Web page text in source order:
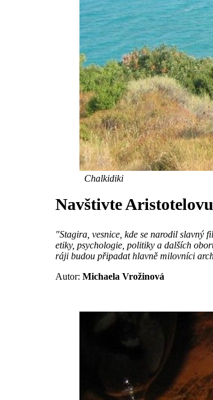
Chalkidiki
Navštivte
"Stagira, vesnice, kde se narodil slavný
etiky, psychologie, politiky a dalších
ráji budou připadat hlavně milovníci
Autor: Michaela Vrožinová